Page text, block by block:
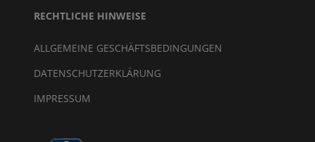
RECHTLICHE HINWEISE
ALLGEMEINE GESCHÄFTSBEDINGUNGEN
DATENSCHUTZERKLÄRUNG
IMPRESSUM